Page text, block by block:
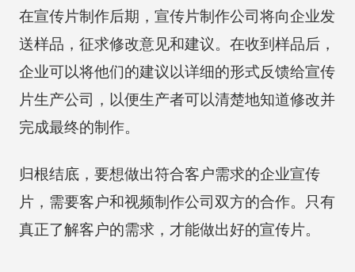
在宣传片制作后期，宣传片制作公司将向企业发
送样品，征求修改意见和建议。在收到样品后，
企业可以将他们的建议以详细的形式反馈给宣传
片生产公司，以便生产者可以清楚地知道修改并
完成最终的制作。
归根结底，要想做出符合客户需求的企业宣传
片，需要客户和视频制作公司双方的合作。只有
真正了解客户的需求，才能做出好的宣传片。